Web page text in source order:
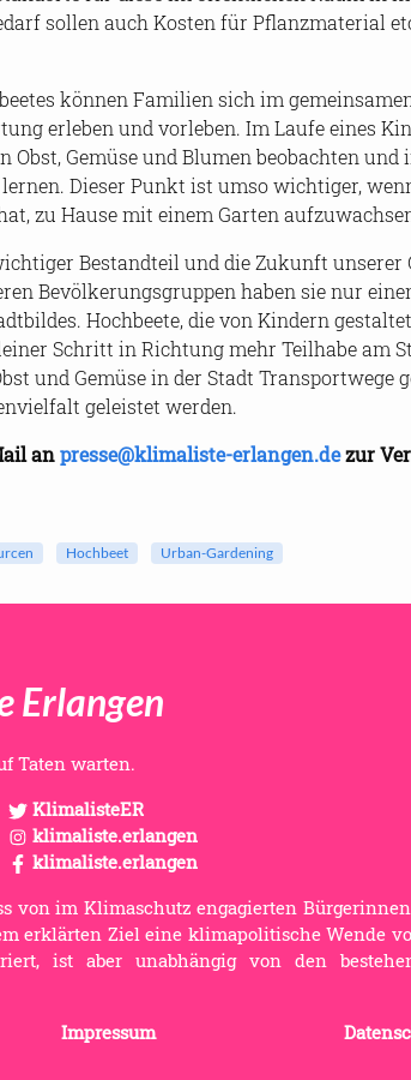
sol­len auch Kos­ten für Pflanz­ma­te­ri­al
kön­nen Fa­mi­li­en sich im
er­le­ben und vor­le­ben. Im Laufe eines
Ge­mü­se und Blu­men be­ob­ach­ten und
Die­ser Punkt ist umso wich­ti­ger,
zu Hause mit einem Gar­ten
Be­stand­teil und die Zu­kunft un­se­rer
Be­völ­ke­rungs­grup­pen haben sie nur
Hoch­bee­te, die von Kin­dern ge­stal­tet
Schritt in Rich­tung mehr Teil­ha­be am
und Ge­mü­se in der Stadt Trans­port­we­ge
ge­leis­tet wer­den.
anpres­se@klimaliste-​erlangen.dezur
Hoch­beet Urban-​Gardening
Erlangen
Taten warten.
KlimalisteER
klimaliste.erlangen
klimaliste.erlangen
von im Klimaschutz engagierten
erklärten Ziel eine klimapolitische Wende
ist aber unabhängig von den
Impressum